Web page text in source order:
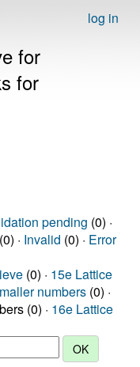
log in
for
for
pending (0) ·
· Invalid (0) · Error
(0) · 15e Lattice
numbers (0) ·
(0) · 16e Lattice